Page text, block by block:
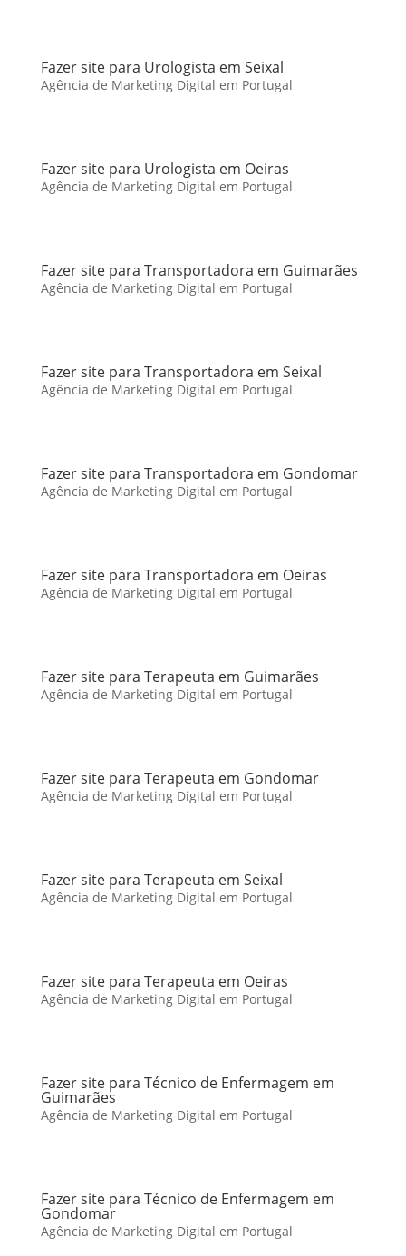
Fazer site para Urologista em Seixal
Agência de Marketing Digital em Portugal
Fazer site para Urologista em Oeiras
Agência de Marketing Digital em Portugal
Fazer site para Transportadora em Guimarães
Agência de Marketing Digital em Portugal
Fazer site para Transportadora em Seixal
Agência de Marketing Digital em Portugal
Fazer site para Transportadora em Gondomar
Agência de Marketing Digital em Portugal
Fazer site para Transportadora em Oeiras
Agência de Marketing Digital em Portugal
Fazer site para Terapeuta em Guimarães
Agência de Marketing Digital em Portugal
Fazer site para Terapeuta em Gondomar
Agência de Marketing Digital em Portugal
Fazer site para Terapeuta em Seixal
Agência de Marketing Digital em Portugal
Fazer site para Terapeuta em Oeiras
Agência de Marketing Digital em Portugal
Fazer site para Técnico de Enfermagem em
Guimarães
Agência de Marketing Digital em Portugal
Fazer site para Técnico de Enfermagem em
Gondomar
Agência de Marketing Digital em Portugal